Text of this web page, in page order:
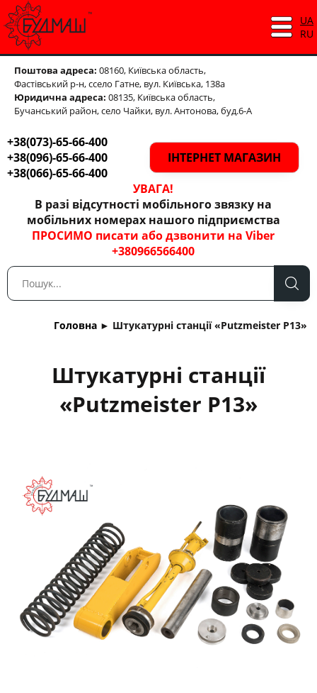
Поштова адреса: 08160, Київська область,
Фастівський р-н,ссело Гатне, вул. Київська, 138а
Юридична адреса: 08135, Київська область,
Бучанський район, село Чайки, вул. Антонова, буд.6-А
+38(073)-65-66-400
+38(096)-65-66-400
+38(066)-65-66-400
ІНТЕРНЕТ МАГАЗИН
УВАГА!
В разі відсутності мобільного звязку на
мобільних номерах нашого підприємства
ПРОСИМО писати або дзвонити на Viber
+380966566400
UA
RU
Головна ► Штукатурні станції «Putzmeister P13»
Штукатурні станції
«Putzmeister P13»